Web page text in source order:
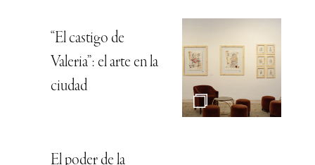
“El castigo de
Valeria”: el arte en la
ciudad
El poder de la